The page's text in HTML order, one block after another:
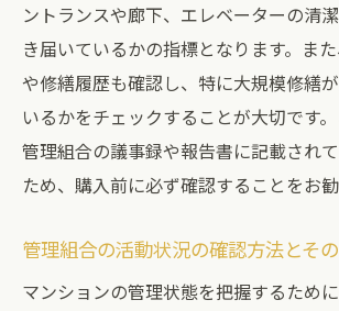
ントランスや廊下、エレベーターの清
き届いているかの指標となります。ま
や修繕履歴も確認し、特に大規模修繕
いるかをチェックすることが大切です
管理組合の議事録や報告書に記載され
ため、購入前に必ず確認することをお勧
管理組合の活動状況の確認方法とそ
マンションの管理状態を把握するため